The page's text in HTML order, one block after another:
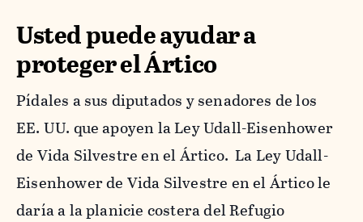
Usted puede ayudar a
proteger el Ártico
Pídales a sus diputados y senadores de los
EE. UU. que apoyen la Ley Udall-Eisenhower
de Vida Silvestre en el Ártico. La Ley Udall-
Eisenhower de Vida Silvestre en el Ártico le
daría a la planicie costera del Refugio